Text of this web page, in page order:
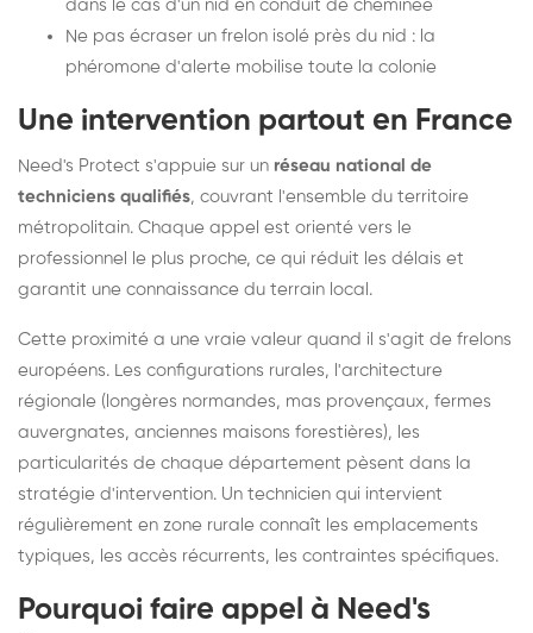
dans le cas d'un nid en conduit de cheminée
Ne pas écraser un frelon isolé près du nid : la
phéromone d'alerte mobilise toute la colonie
Une intervention partout en France
Need's Protect s'appuie sur un réseau national de
techniciens qualifiés, couvrant l'ensemble du territoire
métropolitain. Chaque appel est orienté vers le
professionnel le plus proche, ce qui réduit les délais et
garantit une connaissance du terrain local.
Cette proximité a une vraie valeur quand il s'agit de frelons
européens. Les configurations rurales, l'architecture
régionale (longères normandes, mas provençaux, fermes
auvergnates, anciennes maisons forestières), les
particularités de chaque département pèsent dans la
stratégie d'intervention. Un technicien qui intervient
régulièrement en zone rurale connaît les emplacements
typiques, les accès récurrents, les contraintes spécifiques.
Pourquoi faire appel à Need's